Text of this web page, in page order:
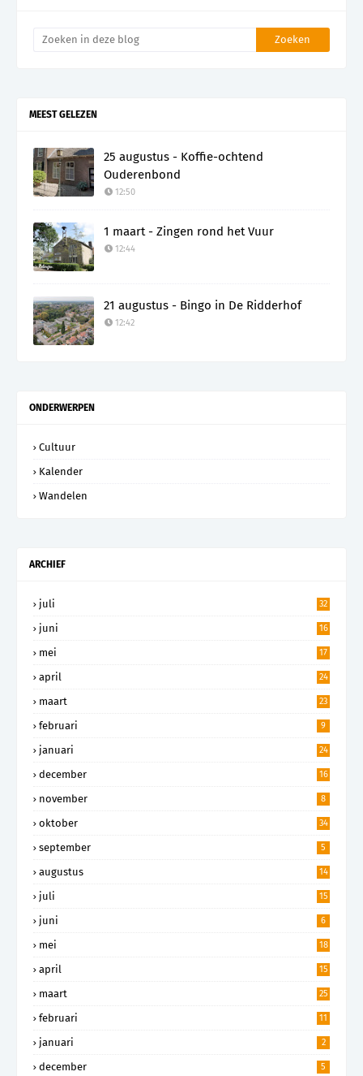
MEEST GELEZEN
25 augustus - Koffie-ochtend
Ouderenbond
12:50
1 maart - Zingen rond het Vuur
12:44
21 augustus - Bingo in De Ridderhof
12:42
ONDERWERPEN
Cultuur
Kalender
Wandelen
ARCHIEF
juli 32
juni 16
mei 17
april 24
maart 23
februari 9
januari 24
december 16
november 8
oktober 34
september 5
augustus 14
juli 15
juni 6
mei 18
april 15
maart 25
februari 11
januari 2
december 5